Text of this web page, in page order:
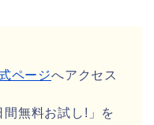
ページへアクセス
無料お試し!」を